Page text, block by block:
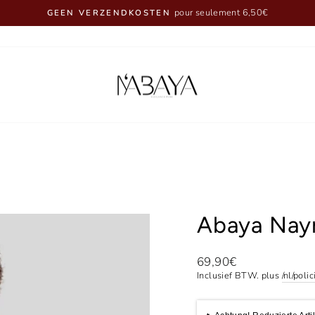
Diavoorstelling
Abaya
Normale
prijs
69,90€
Inclusief BTW. plus /nl/